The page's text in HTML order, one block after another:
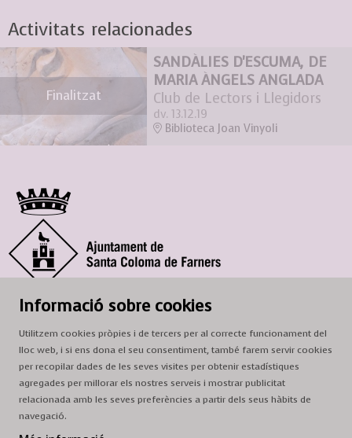
Activitats relacionades
Finalitzat
SANDÀLIES D'ESCUMA, DE
MARIA ÀNGELS ANGLADA
Club de Lectors i Llegidors
dv. 13.12.19
Biblioteca Joan Vinyoli
© Ajuntament de Santa Coloma de Farners
Adreça: c. del Prat, 16, 17430 Santa Coloma de Farners
A/e:cultura@scf.cat
Sitemap
Informació sobre cookies
Utilitzem cookies pròpies i de tercers per al correcte funcionament del
lloc web, i si ens dona el seu consentiment, també farem servir cookies
per recopilar dades de les seves visites per obtenir estadístiques
agregades per millorar els nostres serveis i mostrar publicitat
relacionada amb les seves preferències a partir dels seus hàbits de
navegació.